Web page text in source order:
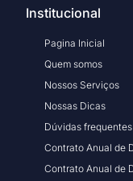
Institucional
Pagina Inicial
Quem somos
Nossos Serviços
Nossas Dicas
Dúvidas frequentes
Contrato Anual de
Contrato Anual de